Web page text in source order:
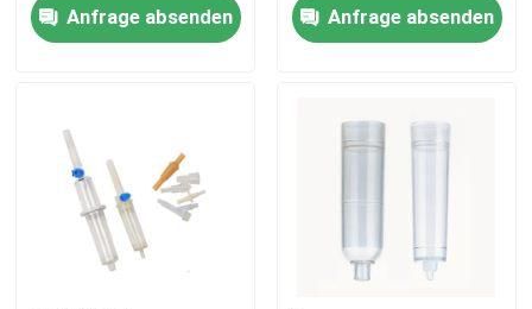
Startseite
Über uns
Fabrik Tour
Anfrage absenden Anfrage absenden